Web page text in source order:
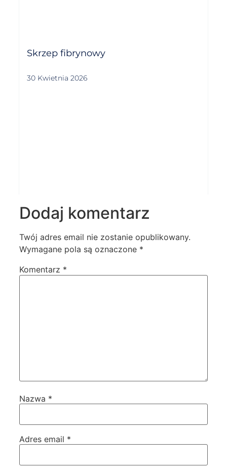
Skrzep fibrynowy
30 Kwietnia 2026
Dodaj komentarz
Twój adres email nie zostanie opublikowany.
Wymagane pola są oznaczone *
Komentarz *
Nazwa *
Adres email *